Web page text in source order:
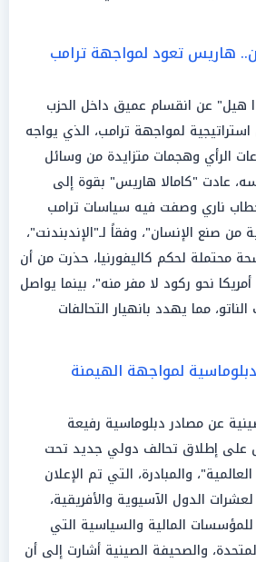
هاريس تعود لمواجهة ترامب
عن انقسام عميق داخل الحزب
لمواجهة ترامب، الذي يواجه
الرأي وهجمات متزايدة من وسائل
عادت "كامالا هاريس" بقوة إلى
ناري وصفت فيه سياسات ترامب
من صنع الإنسان"، وفقاً لـ"الإندبندنت"،
محتملة لحكم كاليفورنيا، حذرت من أن
نحو ركود لا مفر منه"، بينما يواصل
مما يهدد بانهيار التحالفات
لمواجهة الهيمنة
عن مصادر دبلوماسية رفيعة
على إطلاق تحالف دولي جديد تحت
والمبادرة، التي تم الإعلان
الدول الآسيوية والأفريقية،
المالية والسياسية التي
والصحيفة الصينية أشارت إلى أن